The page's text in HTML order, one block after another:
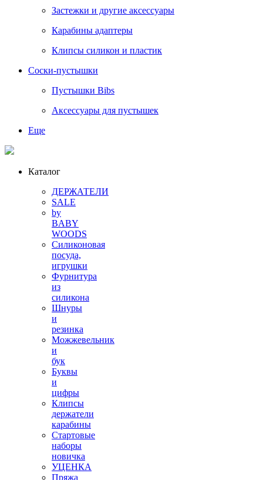
Застежки и другие аксессуары
Карабины адаптеры
Клипсы силикон и пластик
Соски-пустышки
Пустышки Bibs
Аксессуары для пустышек
Еще
Каталог
ДЕРЖАТЕЛИ
SALE
by
BABY
WOODS
Силиконовая
посуда,
игрушки
Фурнитура
из
силикона
Шнуры
и
резинка
Можжевельник
и
бук
Буквы
и
цифры
Клипсы
держатели
карабины
Стартовые
наборы
новичка
УЦЕНКА
Пряжа